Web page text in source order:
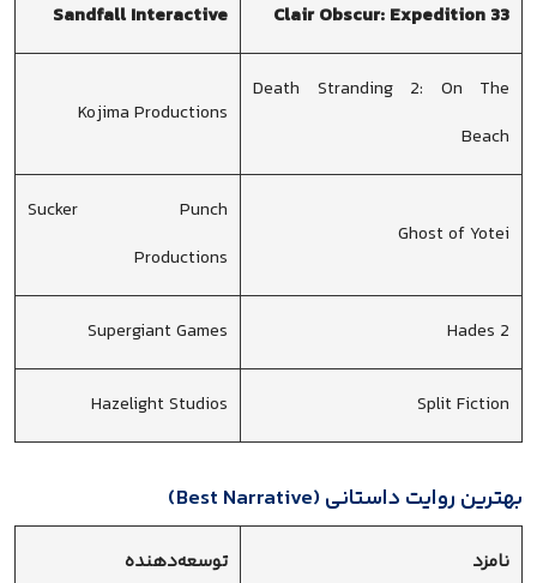
Clair Obscur: Expedition 33
Sandfall Interactive
Death Stranding 2: On The
Beach
Kojima Productions
Ghost of Yotei
Sucker Punch
Productions
Hades 2
Supergiant Games
Split Fiction
Hazelight Studios
بهترین روایت داستانی (Best Narrative)
نامزد توسعه‌دهنده